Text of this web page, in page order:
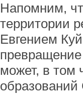
Напомним,
территории
Евгением
может, в том
образований